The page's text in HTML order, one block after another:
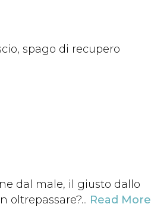
spago di recupero
dal male, il giusto dallo
oltrepassare?... Read More